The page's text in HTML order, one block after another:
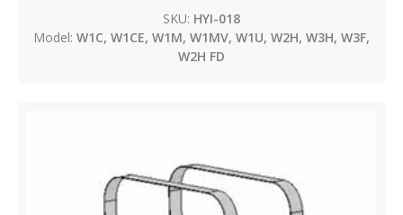
SKU: HYI-018
Model: W1C, W1CE, W1M, W1MV, W1U, W2H, W3H, W3F,
W2H FD